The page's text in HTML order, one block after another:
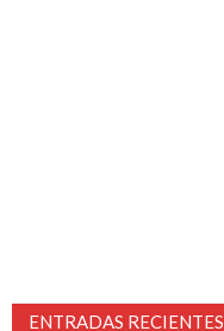
ENTRADAS RECIENTES